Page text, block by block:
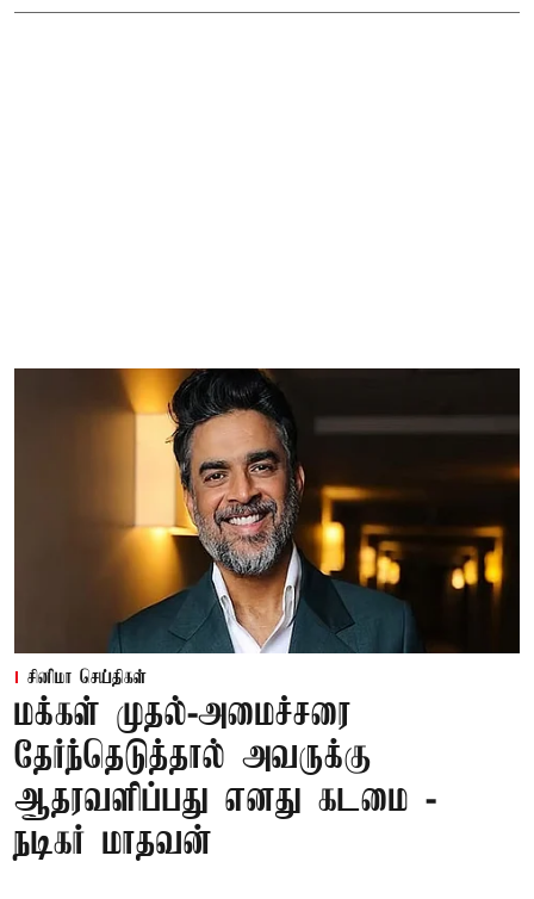
சினிமா செய்திகள்
மக்கள் முதல்-அமைச்சரை
தேர்ந்தெடுத்தால் அவருக்கு
ஆதரவளிப்பது எனது கடமை -
நடிகர் மாதவன்